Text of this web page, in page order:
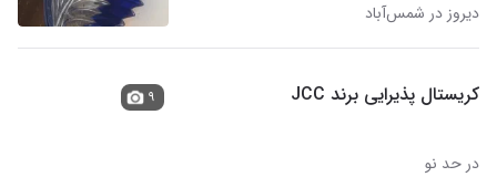
دیروز در شمس‌آباد
کریستال پذیرایی برند JCC
در حد نو
۹